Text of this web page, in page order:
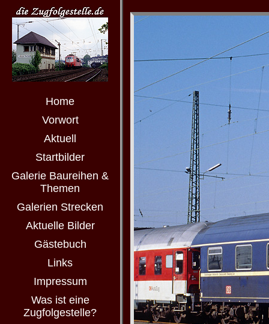
Home
Vorwort
Aktuell
Startbilder
Galerie Baureihen &
Themen
Galerien Strecken
Aktuelle Bilder
Gästebuch
Links
Impressum
Was ist eine
Zugfolgestelle?